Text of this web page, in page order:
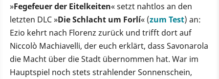
»Fegefeuer der Eitelkeiten« setzt nahtlos an den
letzten DLC »Die Schlacht um Forlí« (zum Test) an:
Ezio kehrt nach Florenz zurück und trifft dort auf
Niccolò Machiavelli, der euch erklärt, dass Savonarola
die Macht über die Stadt übernommen hat. War im
Hauptspiel noch stets strahlender Sonnenschein,